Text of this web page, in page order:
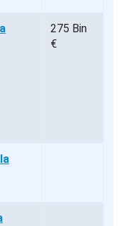
275 Bin
€